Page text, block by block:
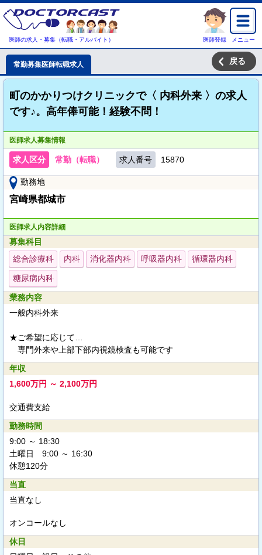
医師の求人・募集（転職・アルバイト） 医師登録 メニュー
常勤募集医師転職求人 戻る
町のかかりつけクリニックで〈 内科外来 〉の求人
です♪。高年俸可能！経験不問！
医師求人募集情報
求人区分 常勤（転職） 求人番号 15870
勤務地
宮崎県都城市
医師求人内容詳細
募集科目
総合診療科
内科 消化器内科 呼吸器内科 循環器内科
糖尿病内科
業務内容
一般内科外来
★ご希望に応じて…
専門外来や上部下部内視鏡検査も可能です
年収
1,600万円 ～ 2,100万円
交通費支給
勤務時間
9:00 ～ 18:30
土曜日 9:00 ～ 16:30
休憩120分
当直
当直なし
オンコールなし
休日